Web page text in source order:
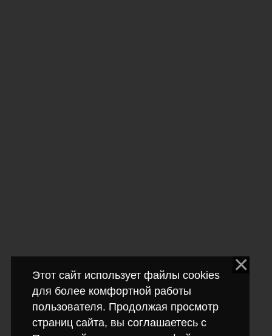
Этот сайт использует файлы cookies
для более комфортной работы
пользователя. Продолжая просмотр
страниц сайта, вы соглашаетесь с